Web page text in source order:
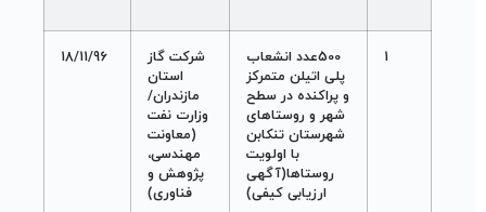
1
500عدد انشعاب
پلی اتيلن متمرکز
و پراکنده در سطح
شهر و روستاهای
شهرستان تنکابن
با اولويت
روستاها(آگهی
ارزيابی کيفی)
شرکت گاز
استان
مازندران/
وزارت نفت
(معاونت
مهندسی،
پژوهش و
فناوری)
18/11/96